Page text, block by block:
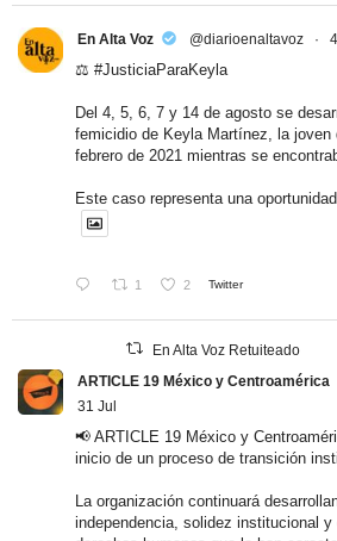
En Alta Voz @diarioenaltavoz ·
⚖️ #JusticiaParaKeyla
Del 4, 5, 6, 7 y 14 de agosto se
femicidio de Keyla Martínez, la joven
febrero de 2021 mientras se
Este caso representa una
1 2 Twitter
En Alta Voz Retuiteado
ARTICLE 19 México y Centroamérica
31 Jul
📢 ARTICLE 19 México y
inicio de un proceso de transición
La organización continuará
independencia, solidez institucional